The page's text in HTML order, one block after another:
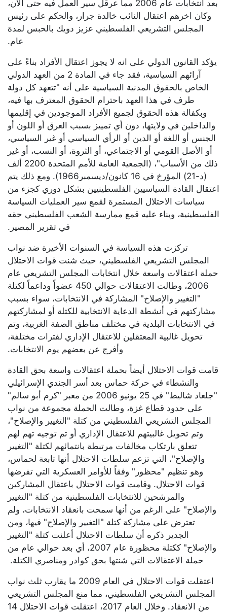
بعد انتخابات عام 2006 مما عرقل سير العمل فيه حتى الان،
وكان اخرهم اعتقال النائب خالدة جرار، والحكم على رئيس
المجلس التشريعي الفلسطيني عزيز دويك بالحبس لمدة
عام.
يؤكد القانون الدولي على انه لا يجوز اعتقال الأفراد بناءً على
آرائهم السياسية، فقد جاء في المادة 2 من العهد الدولي
الخاص بالحقوق المدنية السياسية على أنه "تتعهد كل دولة
طرف في هذا العهد باحترام الحقوق المعترف بها فيه،
وبكفالة هذه الحقوق لجميع الأفراد الموجودين في إقليمها
والداخلين في ولايتها، دون أي تمييز بسبب العرق أو اللون أو
الجنس أو اللغة أو الدين أو الرأي السياسي أو غير السياسي،
أو الأصل القومي أو الاجتماعي، أو الثروة، أو النسب، أو غير
ذلك من الأسباب"، (الجمعية العامة للأمم المتحدة 2200 ألف
(د-21) المؤرخ في 16 كانون/ديسمبر1966). ومع ذلك يتم
اعتقال القادة السياسيين الفلسطينيين بشكل دوري كجزء من
سياسات الاحتلال المستمرة لقمع سير العمليات السياسة
الفلسطينية، وبناء عليه قمع ممارسة الشعب الفلسطيني حقه
في تقرير المصير.
تركزت هذه السياسة في السنوات الأخيرة ضد نواب
المجلس التشريعي الفلسطيني، حيث شنت قوات الاحتلال
حملة اعتقالات واسعة خلال انتخابات المجلس التشريعي عام
2006، وطالت الاعتقالات حوالي 450 عضواً وداعماً لكتلة
"التغيير والإصلاح" المشاركة في الانتخابات، سواء بسبب
مشاركتهم في أنشطة الدعاية الانتخابية للكتلة أو لمشاركتهم
في الانتخابات البلدية في مختلف مناطق الضفة الغربية، وتم
تحويل غالبية المعتقلين للاعتقال الإداري لفترات مختلفة،
وأفرج عن بعضهم يوم الانتخابات.
قامت قوات الاحتلال أيضاً بحملة اعتقالات واسعة بحق القادة
والنشطاء في حركة حماس بعد أسر الجندي الإسرائيلي
"جلعاد شاليط" في 25 يونيو 2006 من معبر "كرم أبو سالم"
على حدود قطاع غزة، وطالت الحملة مجموعة من نواب
المجلس التشريعي الفلسطيني من كتلة "التغيير والإصلاح"،
وتم تحويل غالبيتهم للاعتقال الإداري أو تم توجيه تهم لهم
تتعلق بارتكاب مخالفات مرتبطة بانتمائهم لكتلة "التغيير
والإصلاح"، التي تزعم سلطات الاحتلال أنها تابعة لحماس،
وهو تنظيم "محظور" وفقاً للأوامر العسكرية التي تفرضها
قوات الاحتلال. وقامت قوات الاحتلال باعتقال المشاركين
والمرشحين للانتخابات الفلسطينية من كتلة "التغيير
والإصلاح" على الرغم من أنها سمحت بانعقاد الانتخابات، ولم
تعترض على مشاركة كتلة "التغيير والإصلاح" فيها، ومن
الجدير ذكره أن سلطات الاحتلال أعلنت كتلة "التغيير
والإصلاح" ككتلة محظورة عام 2007، أي بعد حوالي عام من
حملة الاعتقالات التي شنتها بحق كوادر ومناصري الكتلة.
اعتقلت قوات الاحتلال في العام 2009 ما يقارب ثلث نواب
المجلس التشريعي الفلسطيني، مما منع المجلس التشريعي
من الانعقاد. وخلال العام 2017، اعتقلت قوات الاحتلال 14